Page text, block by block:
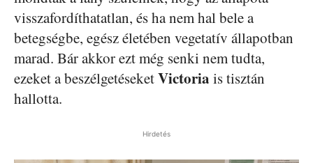
visszafordíthatatlan, és ha nem hal bele a
betegségbe, egész életében vegetatív állapotban
marad. Bár akkor ezt még senki nem tudta,
ezeket a beszélgetéseketVictoria is tisztán
hallotta.
Hirdetés